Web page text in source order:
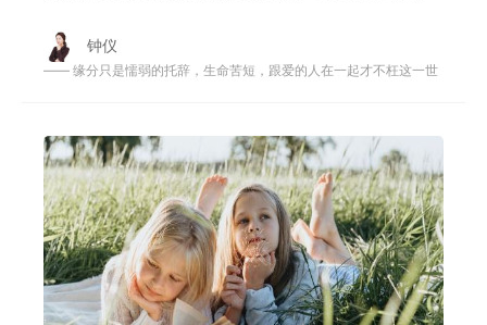
钟仪
—— 缘分只是懦弱的托辞，生命苦短，跟爱的人在一起才不枉这一世